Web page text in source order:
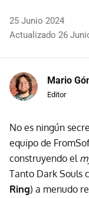
25 Junio 2024
Actualizado 26
Mario
Editor
No es ningún
equipo de
construyendo el
Tanto Dark Souls
Ring) a menudo